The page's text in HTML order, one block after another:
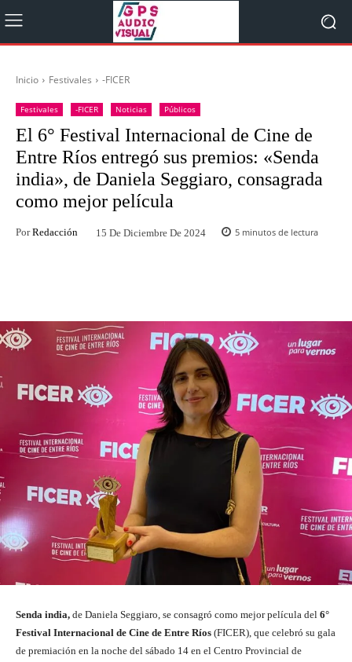
Inicio Festivales -FICER
Festivales -FICER Noticias Públicos
El 6° Festival Internacional de Cine de
Entre Ríos entregó sus premios: «Senda
india», de Daniela Seggiaro, consagrada
como mejor película
Por Redacción 15 De Diciembre De 2024 5 minutos de lectura
Senda india, de Daniela Seggiaro, se consagró como mejor película del 6°
Festival Internacional de Cine de Entre Ríos (FICER), que celebró su gala
de premiación en la noche del sábado 14 en el Centro Provincial de